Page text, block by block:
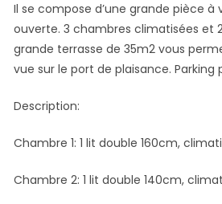
Il se compose d’une grande pièce à
ouverte. 3 chambres climatisées et
grande terrasse de 35m2 vous
vue sur le port de plaisance. Parking
Description:
Chambre 1: 1 lit double 160cm,
Chambre 2: 1 lit double 140cm,